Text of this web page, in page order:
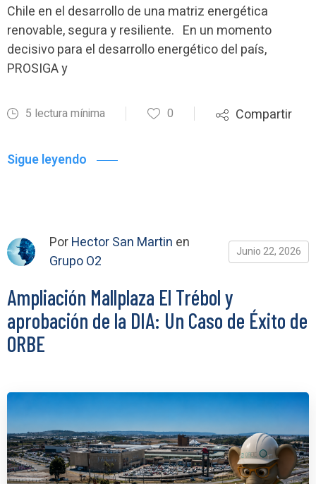
Chile en el desarrollo de una matriz energética
renovable, segura y resiliente. En un momento
decisivo para el desarrollo energético del país,
PROSIGA y
5 lectura mínima 0 Compartir
Sigue leyendo
PorHector San Martin en
Grupo O2
Junio 22, 2026
Ampliación Mallplaza El Trébol y
aprobación de la DIA: Un Caso de Éxito de
ORBE